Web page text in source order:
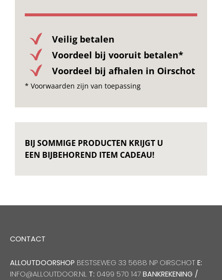
Veilig betalen
Voordeel bij vooruit betalen*
Voordeel bij afhalen in Oirschot
* Voorwaarden zijn van toepassing
BIJ SOMMIGE PRODUCTEN KRIJGT U
EEN BIJBEHOREND ITEM CADEAU!
CONTACT
ALLOUTDOORSHOP BESTSEWEG 33 5688 NP OIRSCHOT E:
INFO@ALLOUTDOOR.NL T: 0499 570 147 BANKREKENING /